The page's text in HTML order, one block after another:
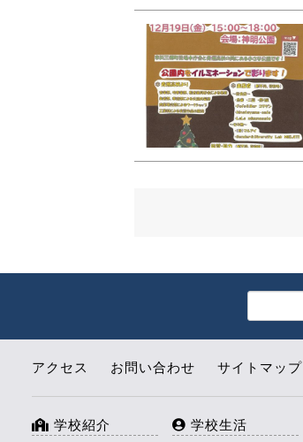
アクセス お問い合わせ サイトマップ
学校紹介 学校生活